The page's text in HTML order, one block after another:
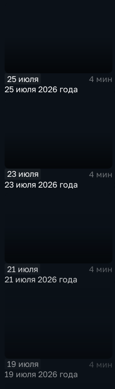
25 июля
4 мин
25 июля 2026 года
23 июля
4 мин
23 июля 2026 года
21 июля
4 мин
21 июля 2026 года
19 июля
4 мин
19 июля 2026 года